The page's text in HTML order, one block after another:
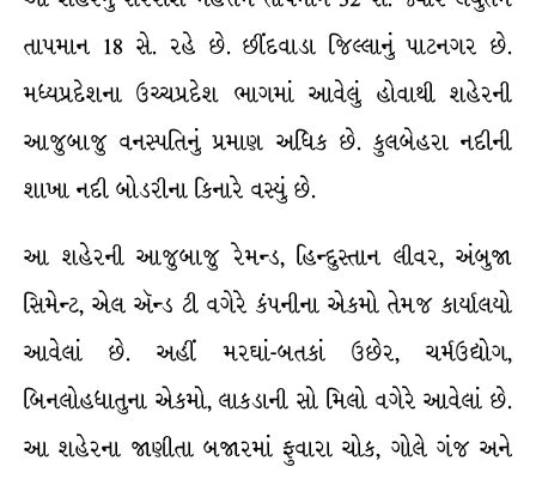
તાપમાન 18 સે. રહે છે. છીંદવાડા જિલ્લાનું પાટનગર છે.
મધ્યપ્રદેશના ઉચ્ચપ્રદેશ ભાગમાં આવેલું હોવાથી શહેરની
આજુબાજુ વનસ્પતિનું પ્રમાણ અધિક છે. કુલબેહરા નદીની
શાખા નદી બોડરીના કિનારે વસ્યું છે.
આ શહેરની આજુબાજુ રેમન્ડ, હિન્દુસ્તાન લીવર, અંબુજા
સિમેન્ટ, એલ ઍન્ડ ટી વગેરે કંપનીના એકમો તેમજ કાર્યાલયો
આવેલાં છે. અહીં મરઘાં-બતકાં ઉછેર, ચર્મઉદ્યોગ,
બિનલોહધાતુના એકમો, લાકડાની સો મિલો વગેરે આવેલાં છે.
આ શહેરના જાણીતા બજારમાં ફુવારા ચોક, ગોલે ગંજ અને